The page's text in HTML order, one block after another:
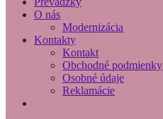
O nás
Modernizácia
Kontakty
Kontakt
Obchodné podmienky
Osobné údaje
Reklamácie